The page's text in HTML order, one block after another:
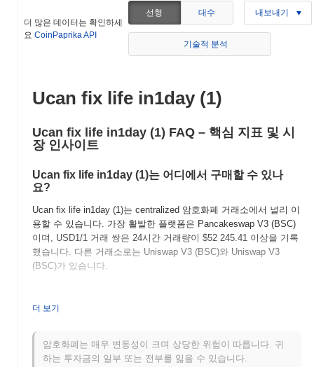
더 많은 데이터는 확인하세
요 CoinPaprika API
선형 대수 내보내기
기술적 분석
Ucan fix life in1day (1)
Ucan fix life in1day (1) FAQ – 핵심 지표 및 시
장 인사이트
Ucan fix life in1day (1)는 어디에서 구매할 수 있나
요?
Ucan fix life in1day (1)는 centralized 암호화폐 거래소에서 널리 이
용할 수 있습니다. 가장 활발한 플랫폼은 Pancakeswap V3 (BSC)
이며, USD1/1 거래 쌍은 24시간 거래량이 $52 245.41 이상을 기록
했습니다. 다른 거래소로는 Uniswap V3 (BSC)와 Uniswap V3
(BSC)가 있습니다.
요?
날 대비75.13%감소를 보여줍니다. 이는 거래 활동의 단기적인 감
소를 나타냅니다.
더 보기
암호화폐는 매우 변동성이 크며 상당한 위험이 따릅니다. 귀
하는 투자금의 일부 또는 전부를 잃을 수 있습니다.